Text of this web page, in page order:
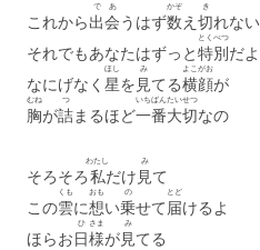
これから出
で
会
あ
うはず数
かぞ
え 切
き
れない
それでもあなたはずっと特別
とくべつ
だよ
なにげなく 星
ほし
を 見
み
てる横顔
よこがお
が
胸
むね
が詰
つ
まるほど一番
いちばん
大切
たいせつ
なの
そろそろ私
わたし
だけ 見
み
て
この雲
くも
に想
おも
い乗
の
せて届
とど
けるよ
ほらお日
ひ
様
さま
が見
み
てる